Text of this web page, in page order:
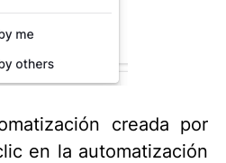
creada por
en la automatización